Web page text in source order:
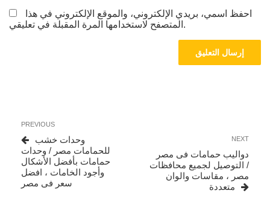
احفظ اسمي، بريدي الإلكتروني، والموقع الإلكتروني في هذا
المتصفح لاستخدامها المرة المقبلة في تعليقي.
المقالات
Previous
Post
PREVIOUS
وحدات خشب
للحمامات مصر / وحدات
حمامات بأفضل الأشكال
وأجود الخامات ، افضل
سعر فى مصر
Next
NEXT
دواليب حمامات فى مصر
/ التوصيل لجميع محافظات
مصر ، مقاسات والوان
متعددة